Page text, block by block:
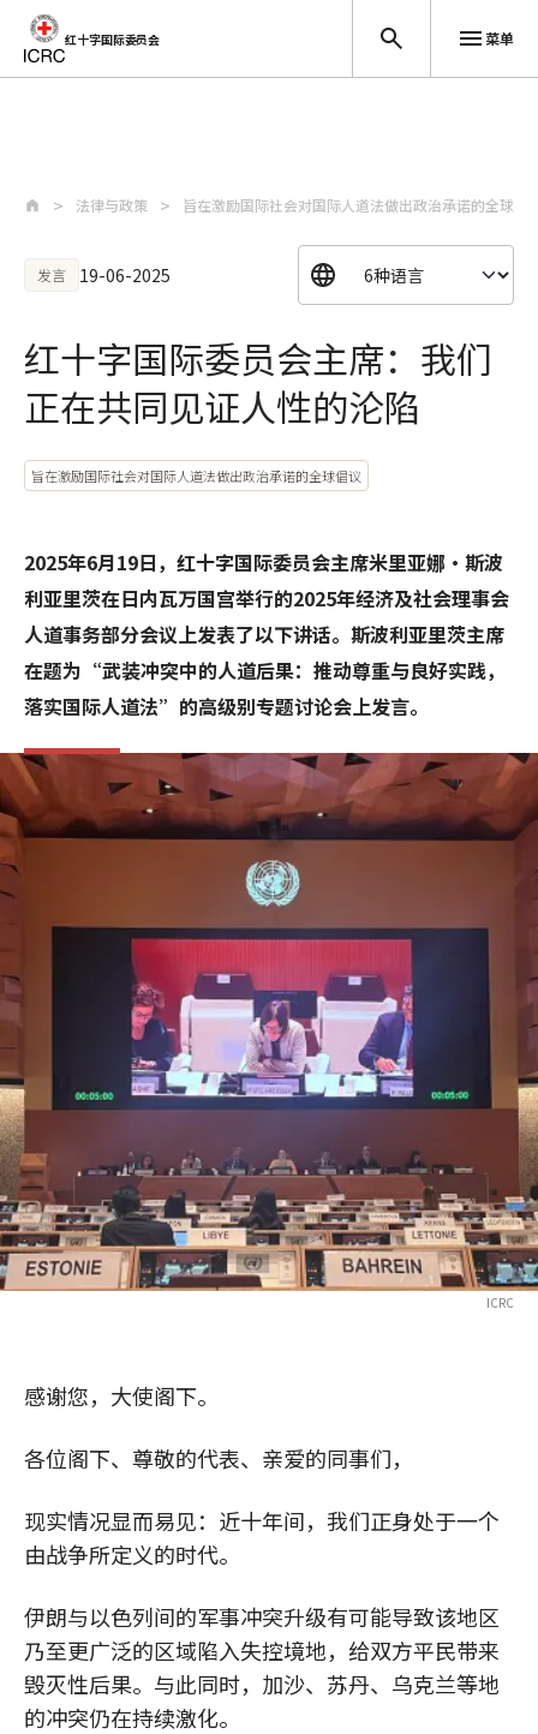
红十字国际委员会 菜单
法律与政策 旨在激励国际社会对国际人道法做出政治承诺的全球倡
发言 19-06-2025
红十字国际委员会主席：我们
正在共同见证人性的沦陷
旨在激励国际社会对国际人道法做出政治承诺的全球倡议
2025年6月19日，红十字国际委员会主席米里亚娜·斯波
利亚里茨在日内瓦万国宫举行的2025年经济及社会理事会
人道事务部分会议上发表了以下讲话。斯波利亚里茨主席
在题为“武装冲突中的人道后果：推动尊重与良好实践，
落实国际人道法”的高级别专题讨论会上发言。
ICRC
感谢您，大使阁下。
各位阁下、尊敬的代表、亲爱的同事们，
现实情况显而易见：近十年间，我们正身处于一个
由战争所定义的时代。
伊朗与以色列间的军事冲突升级有可能导致该地区
乃至更广泛的区域陷入失控境地，给双方平民带来
毁灭性后果。与此同时，加沙、苏丹、乌克兰等地
的冲突仍在持续激化。